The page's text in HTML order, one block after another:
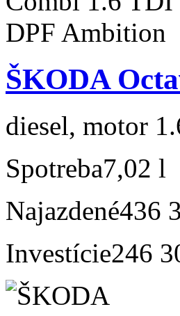
ŠKODA
diesel, motor
Spotreba7,02 l
Najazdené436
Investície246